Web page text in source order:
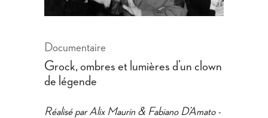
Documentaire
Grock, ombres et lumières d’un clown
de légende
Réalisé par Alix Maurin & Fabiano D’Amato -